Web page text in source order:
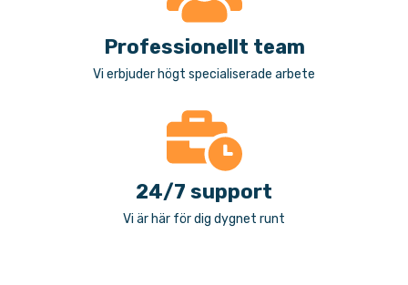
Professionellt team
Vi erbjuder högt specialiserade arbete
24/7 support
Vi är här för dig dygnet runt